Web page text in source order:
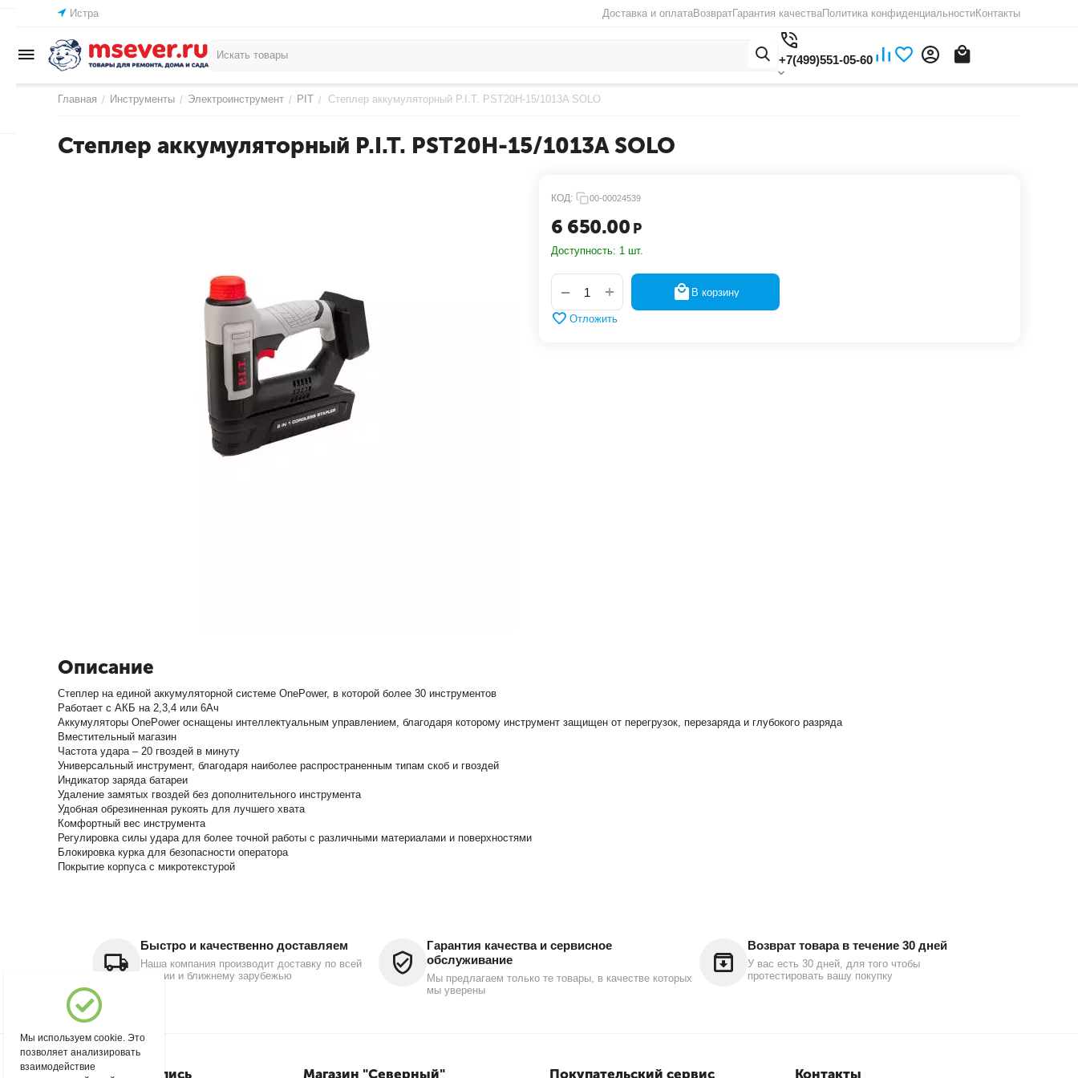
Истра Доставка и оплатаВозвратГарантия качестваПолитика конфиденциальностиКонтакты
+7(499)551-05-60
Главная / Инструменты / Электроинструмент / PIT / Степлер аккумуляторный P.I.T. PST20H-15/1013A SOLO
Степлер аккумуляторный P.I.T. PST20H-15/1013A SOLO
КОД: 00-00024539
6 650.00 Р
Доступность: 1 шт.
+
− В корзину
Отложить
Описание
Степлер на единой аккумуляторной системе OnePower, в которой более 30 инструментов
Работает с АКБ на 2,3,4 или 6Ач
Аккумуляторы OnePower оснащены интеллектуальным управлением, благодаря которому инструмент защищен от перегрузок, перезаряда и глубокого разряда
Вместительный магазин
Частота удара – 20 гвоздей в минуту
Универсальный инструмент, благодаря наиболее распространенным типам скоб и гвоздей
Индикатор заряда батареи
Удаление замятых гвоздей без дополнительного инструмента
Удобная обрезиненная рукоять для лучшего хвата
Комфортный вес инструмента
Регулировка силы удара для более точной работы с различными материалами и поверхностями
Блокировка курка для безопасности оператора
Покрытие корпуса с микротекстурой
Быстро и качественно доставляем
Наша компания производит доставку по всей
России и ближнему зарубежью
Гарантия качества и сервисное
обслуживание
Мы предлагаем только те товары, в качестве которых
мы уверены
Возврат товара в течение 30 дней
У вас есть 30 дней, для того чтобы
протестировать вашу покупку
Моя учетная запись Магазин "Северный" Покупательский сервис Контакты
Мы используем cookie. Это
позволяет анализировать
взаимодействие